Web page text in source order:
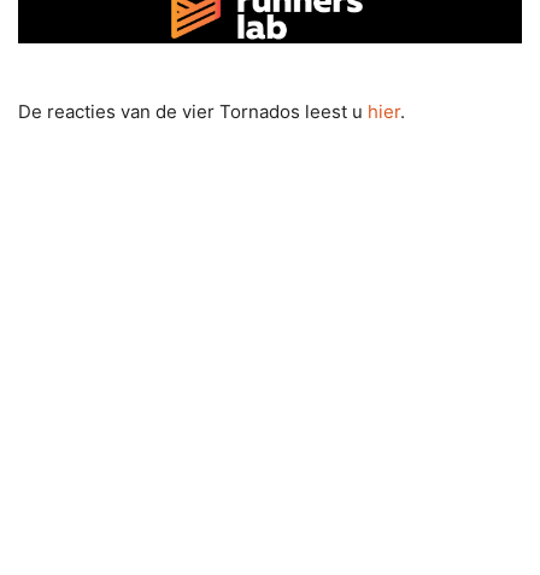
De reacties van de vier Tornados leest u hier.